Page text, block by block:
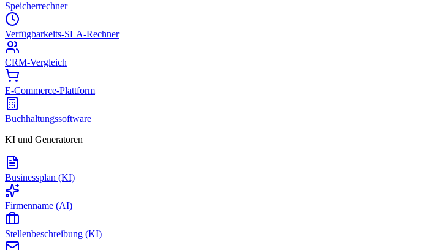
Speicherrechner
Verfügbarkeits-SLA-Rechner
CRM-Vergleich
E-Commerce-Plattform
Buchhaltungssoftware
KI und Generatoren
Businessplan (KI)
Firmenname (AI)
Stellenbeschreibung (KI)